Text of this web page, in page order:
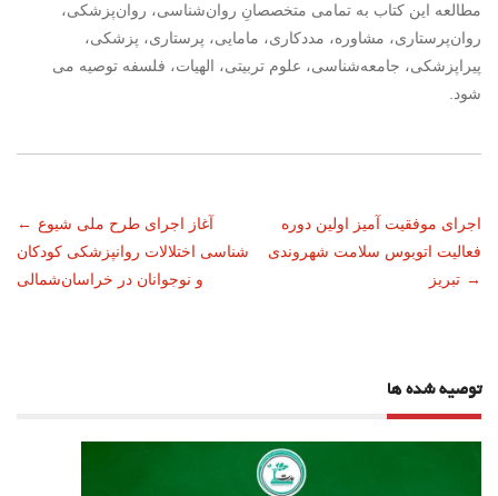
مطالعه این کتاب به تمامی متخصصانِ روان‌شناسی، روان‏‌پزشکی،
روان‏‌پرستاری، مشاوره، مددکاری، مامایی، پرستاری، پزشکی،
پیراپزشکی، جامعه‏‌شناسی، علوم تربیتی، الهیات، فلسفه توصیه می
شود.
ناوبری
نوشته
← آغاز اجرای طرح ملی شیوع
شناسی اختلالات روانپزشکی کودکان
و نوجوانان در خراسان‌شمالی
اجرای موفقیت آمیز اولین دوره
فعالیت اتوبوس سلامت شهروندی
تبریز →
توصیه شده ها